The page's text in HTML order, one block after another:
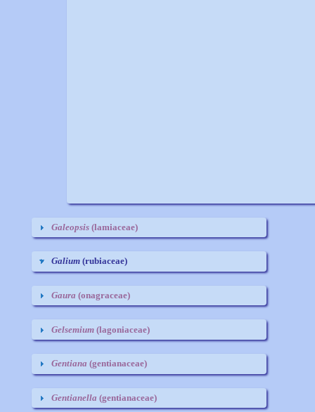
Galeopsis(lamiaceae)
Galium(rubiaceae)
Gaura (onagraceae)
Gelsemium(lagoniaceae)
Gentiana (gentianaceae)
Gentianella (gentianaceae)